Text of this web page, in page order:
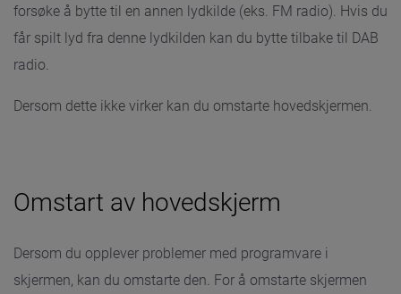
forsøke å bytte til en annen lydkilde (eks. FM radio). Hvis du
får spilt lyd fra denne lydkilden kan du bytte tilbake til DAB
radio.
Dersom dette ikke virker kan du omstarte hovedskjermen.
Omstart av hovedskjerm
Dersom du opplever problemer med programvare i
skjermen, kan du omstarte den. For å omstarte skjermen